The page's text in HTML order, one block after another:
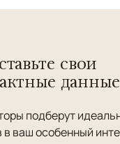
свои
данные
подберут
в ваш особенный